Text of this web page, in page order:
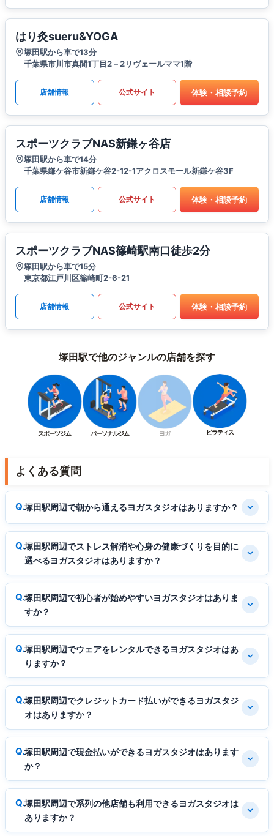
はり灸sueru&YOGA
塚田駅から車で13分
千葉県市川市真間1丁目2－2リヴェールママ1階
店舗情報 公式サイト 体験・相談予約
スポーツクラブNAS新鎌ヶ谷店
塚田駅から車で14分
千葉県鎌ケ谷市新鎌ケ谷2-12-1アクロスモール新鎌ケ谷3F
店舗情報 公式サイト 体験・相談予約
スポーツクラブNAS篠崎駅南口徒歩2分
塚田駅から車で15分
東京都江戸川区篠崎町2-6-21
店舗情報 公式サイト 体験・相談予約
塚田駅で他のジャンルの店舗を探す
スポーツジム パーソナルジム ヨガ ピラティス
よくある質問
塚田駅周辺で朝から通えるヨガスタジオはありますか？
塚田駅周辺でストレス解消や心身の健康づくりを目的に
選べるヨガスタジオはありますか？
塚田駅周辺で初心者が始めやすいヨガスタジオはありま
すか？
塚田駅周辺でウェアをレンタルできるヨガスタジオはあ
りますか？
塚田駅周辺でクレジットカード払いができるヨガスタジ
オはありますか？
塚田駅周辺で現金払いができるヨガスタジオはあります
か？
塚田駅周辺で系列の他店舗も利用できるヨガスタジオは
ありますか？